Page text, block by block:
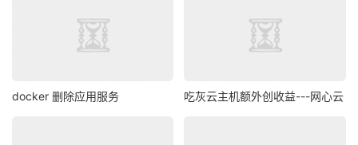
docker 删除应用服务 吃灰云主机额外创收益---网心云